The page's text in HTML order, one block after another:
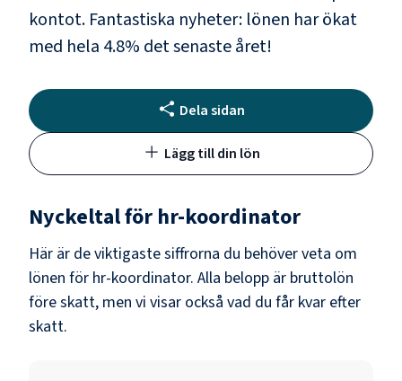
kontot. Fantastiska nyheter: lönen har ökat
med hela 4.8% det senaste året!
Dela sidan
Lägg till din lön
Nyckeltal för hr-koordinator
Här är de viktigaste siffrorna du behöver veta om
lönen för hr-koordinator. Alla belopp är bruttolön
före skatt, men vi visar också vad du får kvar efter
skatt.